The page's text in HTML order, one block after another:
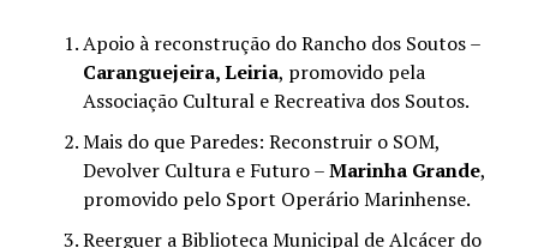
Apoio à reconstrução do Rancho dos Soutos –
Caranguejeira, Leiria, promovido pela
Associação Cultural e Recreativa dos Soutos.
Mais do que Paredes: Reconstruir o SOM,
Devolver Cultura e Futuro –Marinha Grande,
promovido pelo Sport Operário Marinhense.
Reerguer a Biblioteca Municipal de Alcácer do